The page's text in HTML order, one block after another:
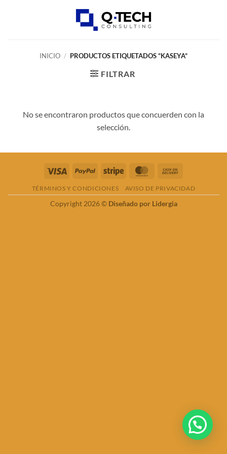
INICIO / PRODUCTOS ETIQUETADOS “KASEYA”
FILTRAR
No se encontraron productos que concuerden con la
selección.
Visa PayPal Stripe MasterCard
Delivery
TÉRMINOS Y CONDICIONES AVISO DE PRIVACIDAD
Copyright 2026 © Diseñado por Lidergia